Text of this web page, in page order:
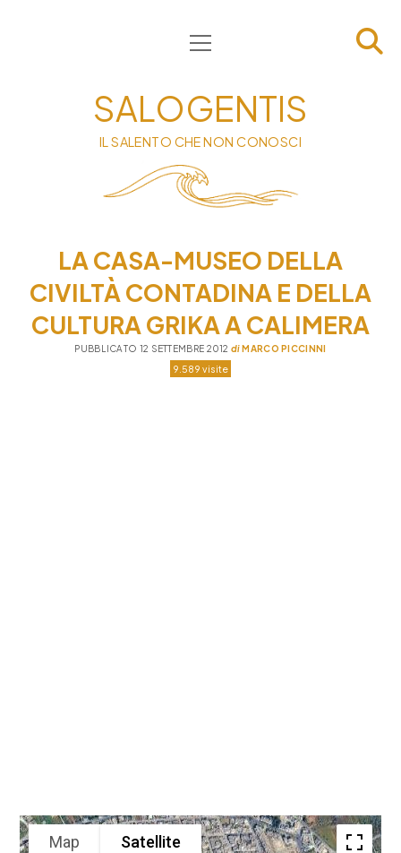
HOME
INFORMATIVA
CONTATTI
PRIVACY & COOKIE POLICY
apri
menu
SALOGENTIS
IL SALENTO CHE NON CONOSCI
LA CASA-MUSEO DELLA
CIVILTÀ CONTADINA E DELLA
CULTURA GRIKA A CALIMERA
PUBBLICATO 12 SETTEMBRE 2012diMARCO PICCINNI
9.589 visite
Map Satellite